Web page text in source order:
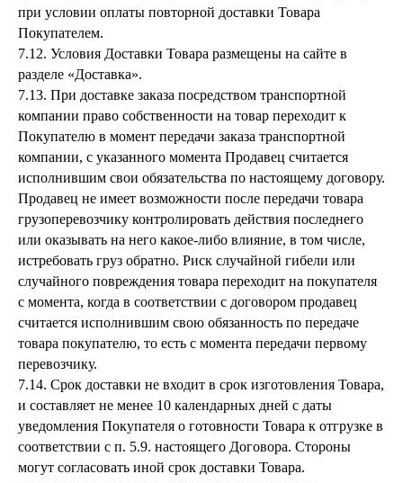
при условии оплаты повторной доставки Товара
Покупателем.
7.12. Условия Доставки Товара размещены на сайте в
разделе «Доставка».
7.13. При доставке заказа посредством транспортной
компании право собственности на товар переходит к
Покупателю в момент передачи заказа транспортной
компании, с указанного момента Продавец считается
исполнившим свои обязательства по настоящему договору.
Продавец не имеет возможности после передачи товара
грузоперевозчику контролировать действия последнего
или оказывать на него какое-либо влияние, в том числе,
истребовать груз обратно. Риск случайной гибели или
случайного повреждения товара переходит на покупателя
с момента, когда в соответствии с договором продавец
считается исполнившим свою обязанность по передаче
товара покупателю, то есть с момента передачи первому
перевозчику.
7.14. Срок доставки не входит в срок изготовления Товара,
и составляет не менее 10 календарных дней с даты
уведомления Покупателя о готовности Товара к отгрузке в
соответствии с п. 5.9. настоящего Договора. Стороны
могут согласовать иной срок доставки Товара.